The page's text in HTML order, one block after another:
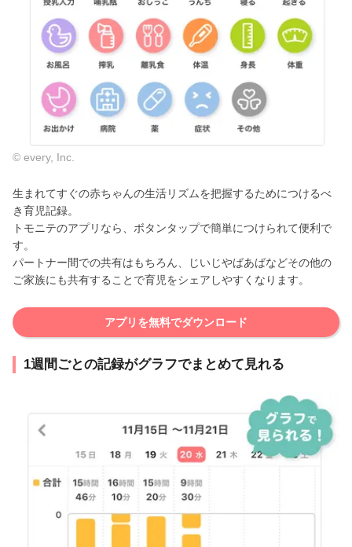
© every, Inc.
生まれてすぐの赤ちゃんの生活リズムを把握するためにつけるべ
き育児記録。
トモニテのアプリなら、ボタンタップで簡単につけられて便利で
す。
パートナー間での共有はもちろん、じいじやばあばなどその他の
ご家族にも共有することで育児をシェアしやすくなります。
アプリを無料でダウンロード
1週間ごとの記録がグラフでまとめて見れる